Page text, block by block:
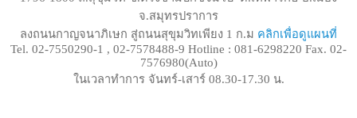
จ.สมุทรปราการ
ลงถนนกาญจนาภิเษก สู่ถนนสุขุมวิทเพียง 1 ก.ม คลิกเพื่อดูแผนที่
Tel. 02-7550290-1 , 02-7578488-9 Hotline : 081-6298220 Fax. 02-
7576980(Auto)
ในเวลาทำการ จันทร์-เสาร์ 08.30-17.30 น.